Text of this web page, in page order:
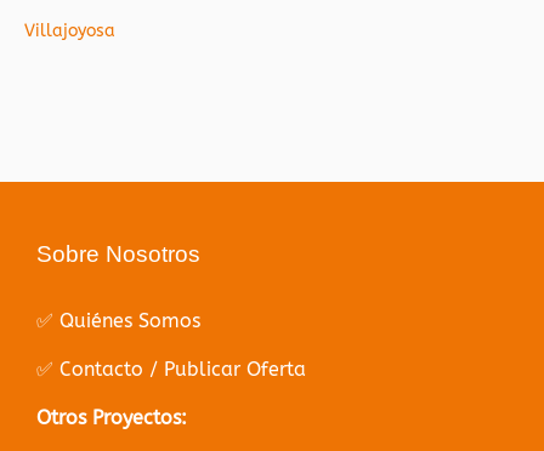
Villajoyosa
Sobre Nosotros
✅ Quiénes Somos
✅ Contacto / Publicar Oferta
Otros Proyectos: